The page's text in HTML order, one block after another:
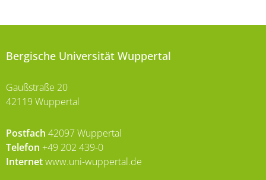
Bergische Universität Wuppertal
Gaußstraße 20
42119 Wuppertal
Postfach 42097 Wuppertal
Telefon +49 202 439-0
Internetwww.uni-wuppertal.de